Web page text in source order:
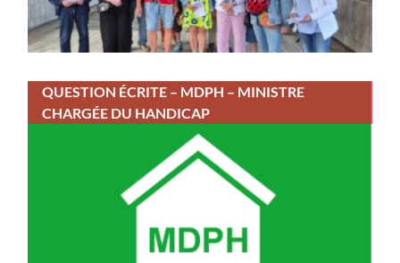
QUESTION ÉCRITE – MDPH – MINISTRE
CHARGÉE DU HANDICAP